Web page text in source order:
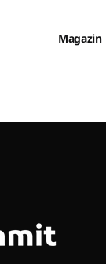
Magazin